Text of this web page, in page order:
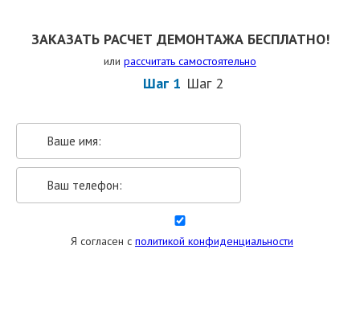
ЗАКАЗАТЬ РАСЧЕТ ДЕМОНТАЖА БЕСПЛАТНО!
или рассчитать самостоятельно
Шаг 1 Шаг 2
Я согласен с политикой конфиденциальности